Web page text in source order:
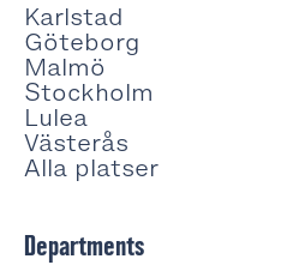
Karlstad
Göteborg
Malmö
Stockholm
Lulea
Västerås
Alla platser
Departments